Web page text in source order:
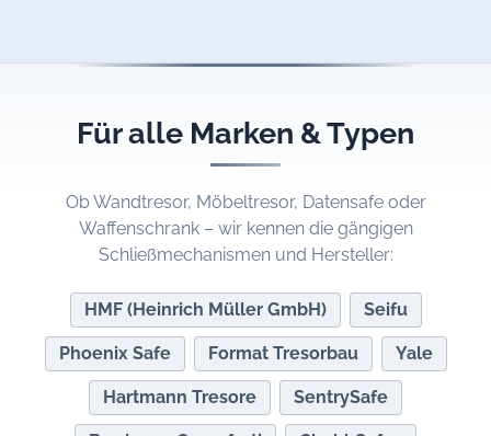
Für alle Marken & Typen
Ob Wandtresor, Möbeltresor, Datensafe oder
Waffenschrank – wir kennen die gängigen
Schließmechanismen und Hersteller:
HMF (Heinrich Müller GmbH) Seifu
Phoenix Safe Format Tresorbau Yale
Hartmann Tresore SentrySafe